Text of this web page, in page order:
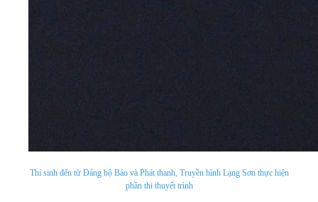
Thí sinh đến từ Đảng bộ Báo và Phát thanh, Truyền hình Lạng Sơn thực hiện
phần thi thuyết trình